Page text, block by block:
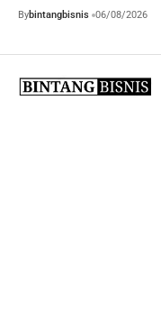
Bybintangbisnis 06/08/2026